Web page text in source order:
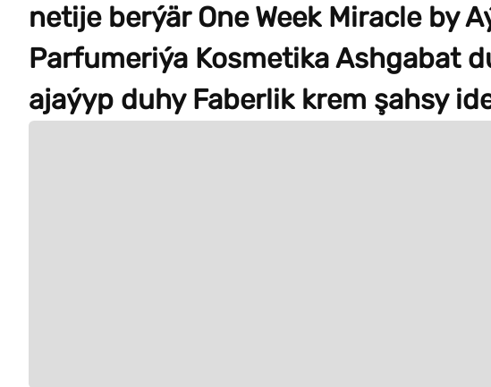
netije berýär One Week Miracle by
Parfumeriýa Kosmetika Ashgabat
ajaýyp duhy Faberlik krem şahsy